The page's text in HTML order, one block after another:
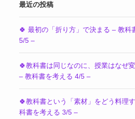
最近の投稿
🍀 最初の「折り方」で決まる – 教科
5/5 –
🍀教科書は同じなのに、授業はなぜ
– 教科書を考える 4/5 –
🍀教科書という「素材」をどう料理
科書を考える 3/5 –